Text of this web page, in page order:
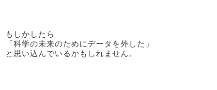
もしかしたら
「科学の未来のためにデータを外した」
と思い込んでいるかもしれません。